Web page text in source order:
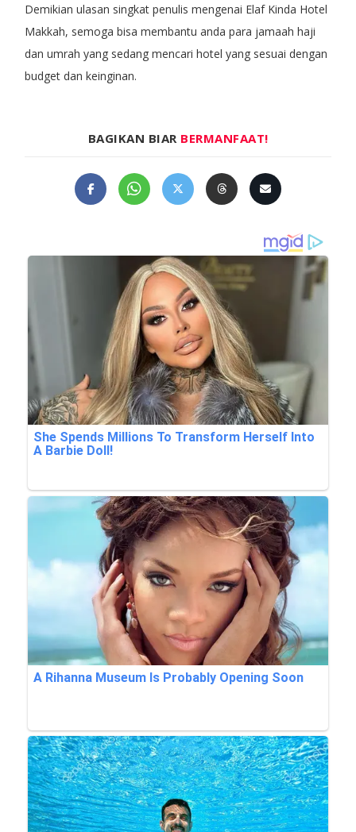
Demikian ulasan singkat penulis mengenai Elaf Kinda Hotel
Makkah, semoga bisa membantu anda para jamaah haji
dan umrah yang sedang mencari hotel yang sesuai dengan
budget dan keinginan.
BAGIKAN BIAR BERMANFAAT!